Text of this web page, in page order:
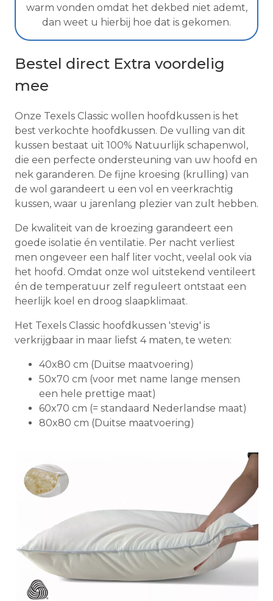
warm vonden omdat het dekbed niet ademt,
dan weet u hierbij hoe dat is gekomen.
Bestel direct Extra voordelig
mee
Onze Texels Classic wollen hoofdkussen is het
best verkochte hoofdkussen. De vulling van dit
kussen bestaat uit 100% Natuurlijk schapenwol,
die een perfecte ondersteuning van uw hoofd en
nek garanderen. De fijne kroesing (krulling) van
de wol garandeert u een vol en veerkrachtig
kussen, waar u jarenlang plezier van zult hebben.
De kwaliteit van de kroezing garandeert een
goede isolatie én ventilatie. Per nacht verliest
men ongeveer een half liter vocht, veelal ook via
het hoofd. Omdat onze wol uitstekend ventileert
én de temperatuur zelf reguleert ontstaat een
heerlijk koel en droog slaapklimaat.
Het Texels Classic hoofdkussen 'stevig' is
verkrijgbaar in maar liefst 4 maten, te weten:
40x80 cm (Duitse maatvoering)
50x70 cm (voor met name lange mensen
een hele prettige maat)
60x70 cm (= standaard Nederlandse maat)
80x80 cm (Duitse maatvoering)